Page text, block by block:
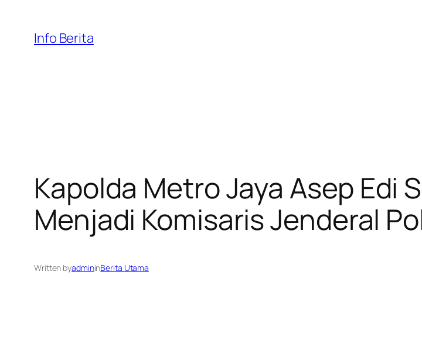
content
Info Berita
Kapolda Metro Jaya Asep Edi
Menjadi Komisaris Jenderal
Written byadmininBerita Utama